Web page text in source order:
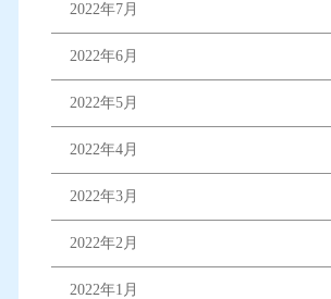
2022年7月
2022年6月
2022年5月
2022年4月
2022年3月
2022年2月
2022年1月